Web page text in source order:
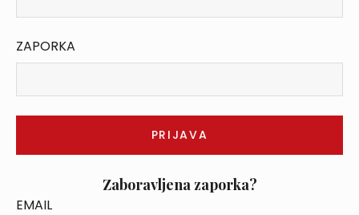
ZAPORKA
Zaboravljena zaporka?
EMAIL